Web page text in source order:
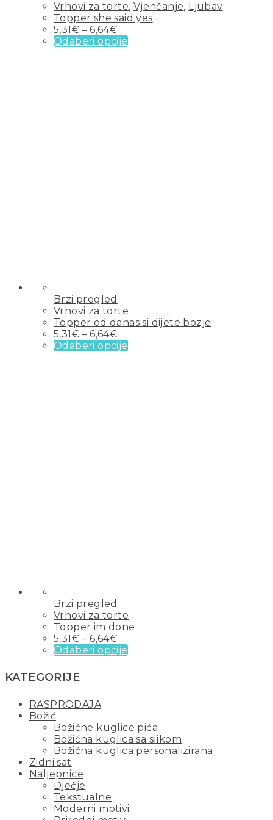
Vrhovi za torte, Vjenčanje, Ljubav
Topper she said yes
5,31 € –6,64€
Odaberi opcije
Brzi pregled
Vrhovi za torte
Topper od danas si dijete bozje
5,31 € –6,64€
Odaberi opcije
Brzi pregled
Vrhovi za torte
Topper im done
5,31 € –6,64€
Odaberi opcije
KATEGORIJE
RASPRODAJA
Božić
Božićne kuglice pića
Božićna kuglica sa slikom
Božićna kuglica personalizirana
Zidni sat
Naljepnice
Dječje
Tekstualne
Moderni motivi